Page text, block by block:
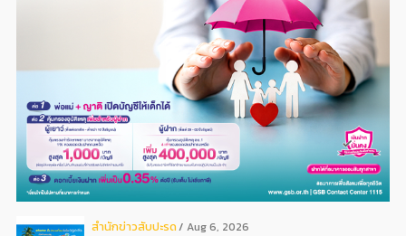
สํานักข่าวสับปะรด Aug 6, 2026